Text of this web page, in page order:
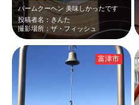
バームクーヘン 美味しかったです
投稿者名：きんた
撮影場所：ザ・フィッシュ
富津市